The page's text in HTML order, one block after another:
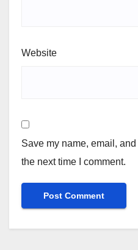
Website
Save my name, email,
the next time I comment.